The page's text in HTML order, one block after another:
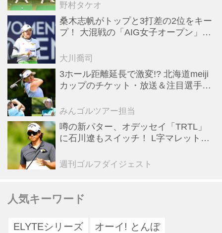
野村タケオ
桑木志帆がトップと3打差の2位をキー
プ！ 大混戦の「AIG女子オープン」で
の最終日へ【米女子ツアー】
大川喬司
3ホール距離延長で激変!? 北海道meiji
カップのチケット・放送＆注目選手ま
ド】
みんゴルツアー担当
噂の新パター、オデッセイ「TRTL」
に石川遼もスイッチ！ L字マレットか
週刊ゴルフダイジェスト
人気キーワード
ELYTEシリーズ オーイ! とんぼ